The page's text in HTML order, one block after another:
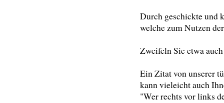
Durch geschickte und
welche zum Nutzen
Zweifeln Sie etwa
Ein Zitat von unserer
kann vieleicht auch
"Wer rechts vor links